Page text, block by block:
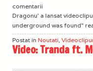
comentarii
Dragonu' a lansat
underground was found"
Postat in Noutati,
Video: Tranda ft.